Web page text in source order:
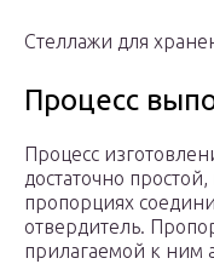
Стеллажи для
Процесс
Процесс
достаточно
пропорциях
отвердитель.
прилагаемой к ним